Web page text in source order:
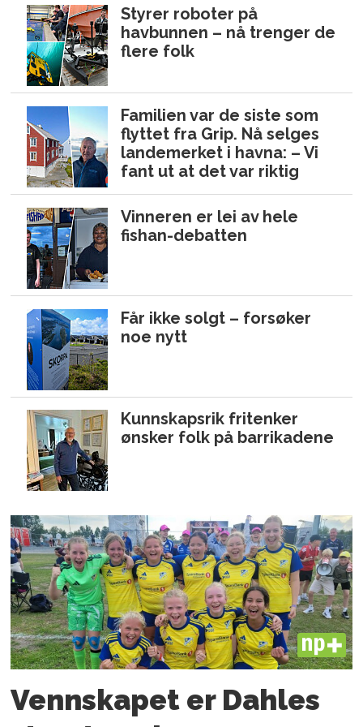
Styrer roboter på
havbunnen – nå trenger de
flere folk
Familien var de siste som
flyttet fra Grip. Nå selges
landemerket i havna: – Vi
fant ut at det var riktig
Vinneren er lei av hele
fishan-debatten
Får ikke solgt – forsøker
noe nytt
Kunnskapsrik fritenker
ønsker folk på barrikadene
PLUS
Vennskapet er Dahles